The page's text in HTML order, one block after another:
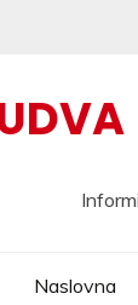
Naslovna